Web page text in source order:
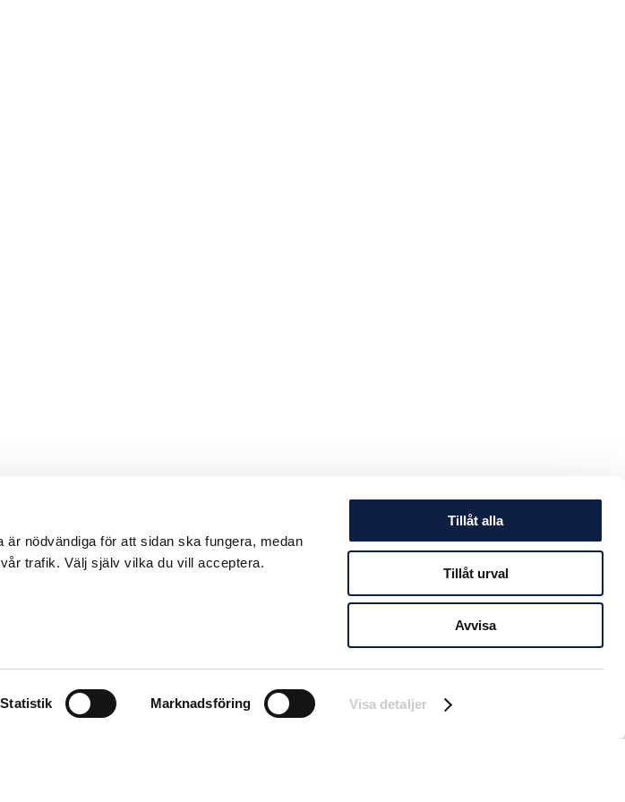
nödvändiga för att sidan ska fungera, medan
trafik. Välj själv vilka du vill acceptera.
Statistik Marknadsföring Visa detaljer
Tillåt alla
Tillåt urval
Avvisa